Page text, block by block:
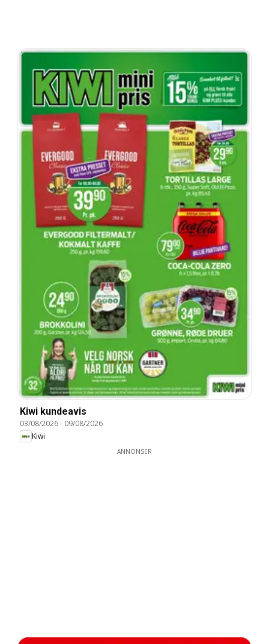
Kiwi kundeavis
03/08/2026- 09/08/2026
Kiwi
ANNONSER